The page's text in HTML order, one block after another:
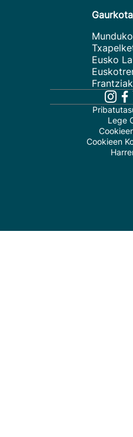
Munduko
Eusko
Lege
Cookieen